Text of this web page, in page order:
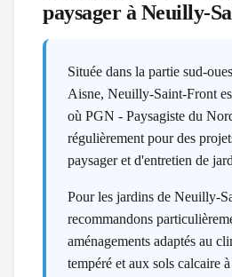
paysager à Neuilly-
Située dans la partie sud-
Aisne, Neuilly-Saint-Front
où PGN - Paysagiste du
régulièrement pour des
paysager et d'entretien de
Pour les jardins de Neuilly-
recommandons
aménagements adaptés au
tempéré et aux sols calcaire